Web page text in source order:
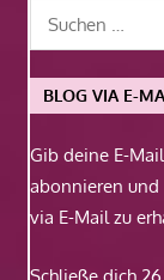
BLOG VIA E-
Gib deine E-
abonnieren und
via E-Mail zu